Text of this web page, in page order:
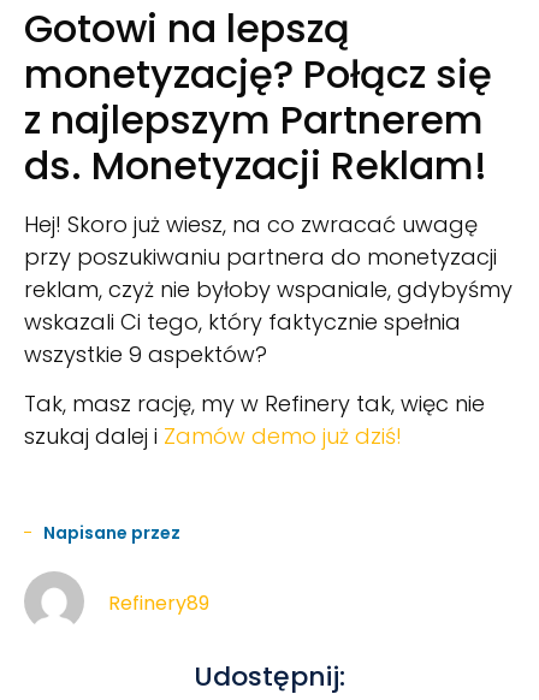
Gotowi na lepszą
monetyzację? Połącz się
z najlepszym Partnerem
ds. Monetyzacji Reklam!
Hej! Skoro już wiesz, na co zwracać uwagę
przy poszukiwaniu partnera do monetyzacji
reklam, czyż nie byłoby wspaniale, gdybyśmy
wskazali Ci tego, który faktycznie spełnia
wszystkie 9 aspektów?
Tak, masz rację, my w Refinery tak, więc nie
szukaj dalej i Zamów demo już dziś!
Napisane przez
Refinery89
Udostępnij: